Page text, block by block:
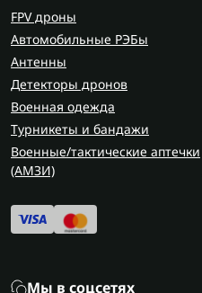
FPV дроны
Автомобильные РЭБы
Антенны
Детекторы дронов
Военная одежда
Турникеты и бандажи
Военные/тактические аптечки
(AMЗИ)
Мы в соцсетях